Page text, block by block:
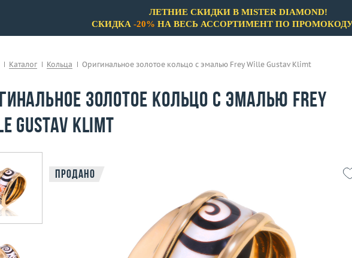
ЛЕТНИЕ СКИДКИ В MISTER DIAMOND!
СКИДКА -20% НА ВЕСЬ АССОРТИМЕНТ ПО
Каталог Кольца Оригинальное золотое кольцо с эмалью Frey Wille Gustav Klimt
золотое кольцо с эмалью Frey
Gustav Klimt
Продано